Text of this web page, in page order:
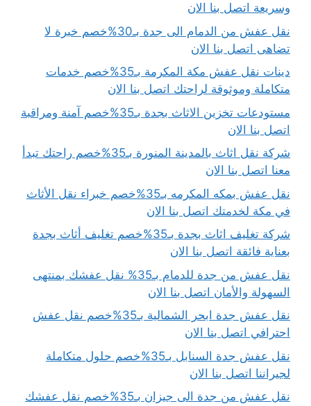
وسريعة اتصل بنا الان
نقل عفش من الدمام الى جدة بـ30%خصم خبرة لا
تضاهى اتصل بنا الان
دينات نقل عفش مكة المكرمة بـ35%خصم خدمات
متكاملة وموثوقة لراحتك اتصل بنا الان
مستودعات تخزين الاثاث بجدة بـ35%خصم آمنة ومراقبة
اتصل بنا الان
شركة نقل اثاث بالمدينة المنورة بـ35%خصم راحتك تبدأ
معنا اتصل بنا الان
نقل عفش بمكه المكرمه بـ35%خصم خبراء نقل الأثاث
في مكة لخدمتك اتصل بنا الان
شركة تغليف اثاث بجدة بـ35%خصم تغليف أثاث بجدة
بعناية فائقة اتصل بنا الان
نقل عفش من جدة للدمام بـ35% نقل عفشك بمنتهى
السهولة والأمان اتصل بنا الان
نقل عفش جدة ابحر الشمالية بـ35%خصم نقل عفش
احترافي اتصل بنا الان
نقل عفش جدة السنابل بـ35%خصم حلول متكاملة
لجيراننا اتصل بنا الان
نقل عفش من جدة الى جيزان بـ35%خصم نقل عفشك